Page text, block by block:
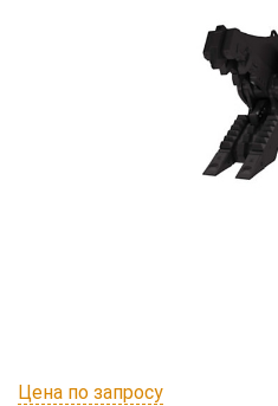
Цена по запросу